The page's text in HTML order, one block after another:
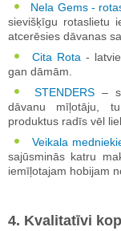
Nela Gems -
sievišķīgu rotaslietu
atcerēsies dāvanas
Cita Rota -
gan dāmām.
STENDERS –
dāvanu mīļotāju,
produktus radīs vēl
Veikala
sajūsminās katru
iemīļotajam hobijam
4. Kvalitatīvi